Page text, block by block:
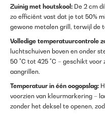
Zuinig met houtskool: De 2 cm
zo efficiënt vast dat je tot 50%
gewone metalen grill, terwijl de
Volledige temperatuurcontrole
luchtschuiven boven en onder
50 °C tot 425 °C – geschikt
aangrillen.
Temperatuur in één oogopslag:
voorzien van kleurmarkering –
zonder het deksel te openen,